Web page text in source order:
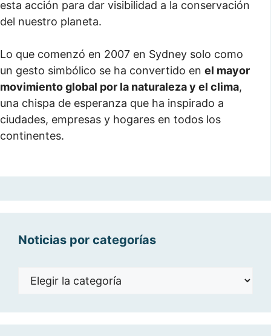
esta acción para dar visibilidad a la conservación
del nuestro planeta.
Lo que comenzó en 2007 en Sydney solo como
un gesto simbólico se ha convertido en el mayor
movimiento global por la naturaleza y el clima,
una chispa de esperanza que ha inspirado a
ciudades, empresas y hogares en todos los
continentes.
Noticias por categorías
Noticias